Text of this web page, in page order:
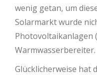
wenig getan, um
Solarmarkt wurde
Photovoltaikanlagen
Warmwasserbereiter.
Glücklicherweise hat